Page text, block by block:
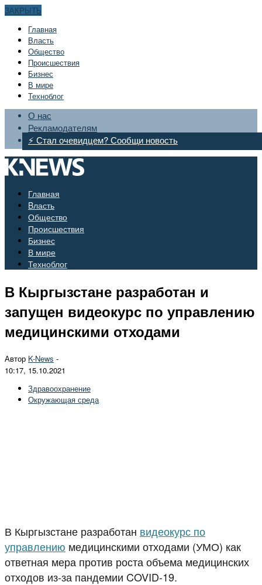
ЗАКРЫТЬ
Главная
Bласть
Общество
Происшествия
Бизнес
В мире
Техноблог
О нас
Рекламодателям
⚡ Стал очевидцем? Сообщи новость
Главная
Bласть
Общество
Происшествия
Бизнес
В мире
Техноблог
В Кыргызстане разработан и
запущен видеокурс по управлению
медицинскими отходами
Автор K-News -
10:17, 15.10.2021
Здравоохранение
Окружающая среда
В Кыргызстане разработан видеокурс по
управлению медицинскими отходами (УМО) как
ответная мера против роста объема медицинских
отходов из-за пандемии COVID-19.